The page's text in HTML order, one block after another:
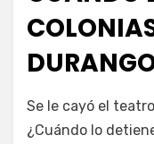
por Fernando
Se le cayó el
¿Cuándo lo